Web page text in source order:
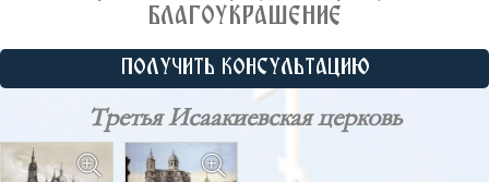
БЛАГОУКРАШЕНИЕ
ПОЛУЧИТЬ КОНСУЛЬТАЦИЮ
Третья Исаакиевская церковь